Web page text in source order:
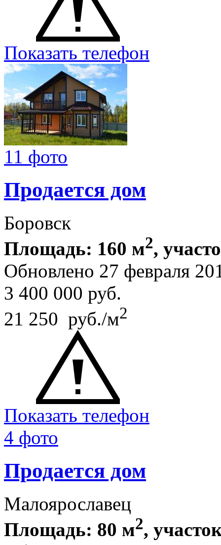
Показать телефон
11 фото
Продается дом
Боровск
Площадь: 160 м2,
Обновлено 27 февраля
3 400 000 руб.
21 250 руб./м2
Показать телефон
4 фото
Продается дом
Малоярославец
Площадь: 80 м2,